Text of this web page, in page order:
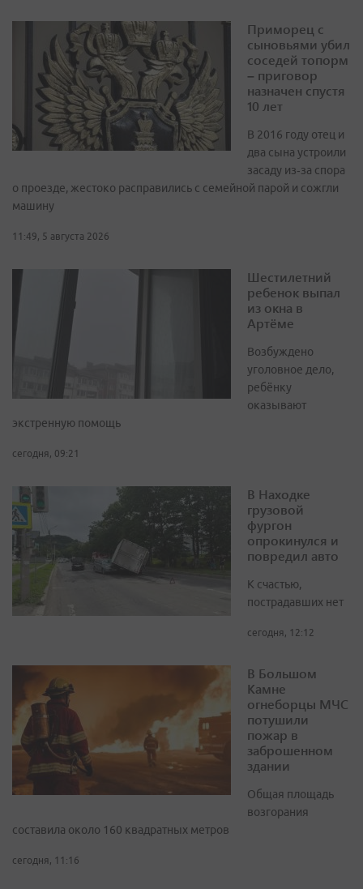
Приморец с
сыновьями убил
соседей топорм
– приговор
назначен спустя
10 лет
В 2016 году отец и
два сына устроили
засаду из‑за спора
о проезде, жестоко расправились с семейной парой и сожгли
машину
11:49, 5 августа 2026
Шестилетний
ребенок выпал
из окна в
Артёме
Возбуждено
уголовное дело,
ребёнку
оказывают
экстренную помощь
сегодня, 09:21
В Находке
грузовой
фургон
опрокинулся и
повредил авто
К счастью,
пострадавших нет
сегодня, 12:12
В Большом
Камне
огнеборцы МЧС
потушили
пожар в
заброшенном
здании
Общая площадь
возгорания
составила около 160 квадратных метров
сегодня, 11:16